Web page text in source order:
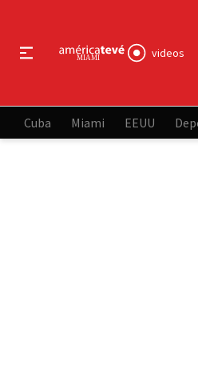
videos
Cuba Miami EEUU